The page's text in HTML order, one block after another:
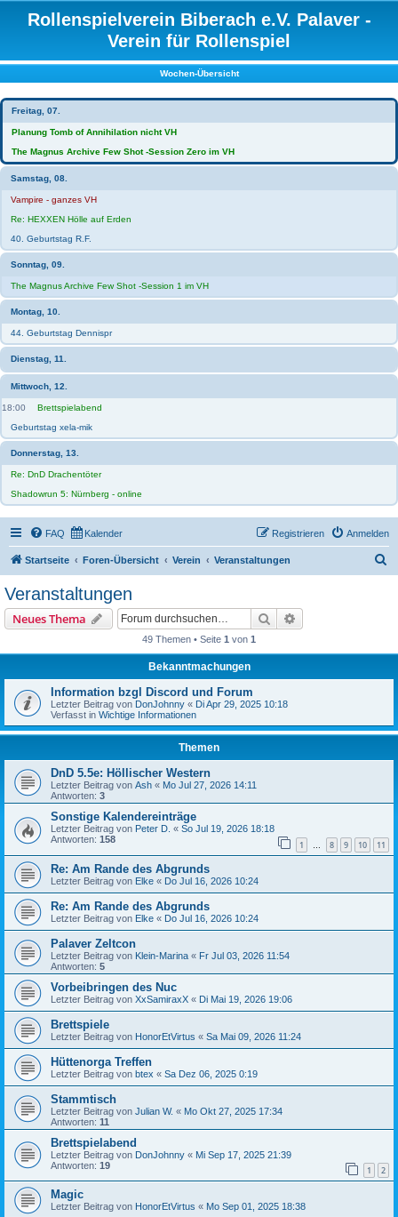
Rollenspielverein Biberach e.V. Palaver -
Verein für Rollenspiel
Wochen-Übersicht
Freitag, 07.
Planung Tomb of Annihilation nicht VH
The Magnus Archive Few Shot -Session Zero im VH
Samstag, 08.
Vampire - ganzes VH
Re: HEXXEN Hölle auf Erden
40. Geburtstag R.F.
Sonntag, 09.
The Magnus Archive Few Shot -Session 1 im VH
Montag, 10.
44. Geburtstag Dennispr
Dienstag, 11.
Mittwoch, 12.
18:00
Brettspielabend
Geburtstag xela-mik
Donnerstag, 13.
Re: DnD Drachentöter
Shadowrun 5: Nürnberg - online
FAQ Kalender Anmelden
Registrieren
Startseite Foren-Übersicht Verein Veranstaltungen
Veranstaltungen
Neues Thema Suche
49 Themen • Seite 1 von 1
Bekanntmachungen
Information bzgl Discord und Forum
Letzter Beitrag von DonJohnny « Di Apr 29, 2025 10:18
Verfasst in Wichtige Informationen
Themen
DnD 5.5e: Höllischer Western
Letzter Beitrag von Ash « Mo Jul 27, 2026 14:11
Antworten: 3
Sonstige Kalendereinträge
Letzter Beitrag von Peter D. « So Jul 19, 2026 18:18
Antworten: 158 1 … 8 9 10 11
Re: Am Rande des Abgrunds
Letzter Beitrag von Elke « Do Jul 16, 2026 10:24
Re: Am Rande des Abgrunds
Letzter Beitrag von Elke « Do Jul 16, 2026 10:24
Palaver Zeltcon
Letzter Beitrag von Klein-Marina « Fr Jul 03, 2026 11:54
Antworten: 5
Vorbeibringen des Nuc
Letzter Beitrag von XxSamiraxX « Di Mai 19, 2026 19:06
Brettspiele
Letzter Beitrag von HonorEtVirtus « Sa Mai 09, 2026 11:24
Hüttenorga Treffen
Letzter Beitrag von btex « Sa Dez 06, 2025 0:19
Stammtisch
Letzter Beitrag von Julian W. « Mo Okt 27, 2025 17:34
Antworten: 11
Brettspielabend
Letzter Beitrag von DonJohnny « Mi Sep 17, 2025 21:39
Antworten: 19 1 2
Magic
Letzter Beitrag von HonorEtVirtus « Mo Sep 01, 2025 18:38